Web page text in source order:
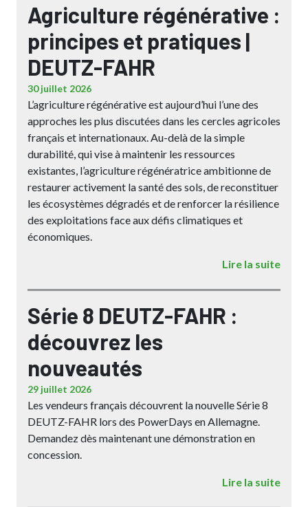
Agriculture régénérative :
principes et pratiques |
DEUTZ-FAHR
30 juillet 2026
L’agriculture régénérative est aujourd’hui l’une des
approches les plus discutées dans les cercles agricoles
français et internationaux. Au-delà de la simple
durabilité, qui vise à maintenir les ressources
existantes, l’agriculture régénératrice ambitionne de
restaurer activement la santé des sols, de reconstituer
les écosystèmes dégradés et de renforcer la résilience
des exploitations face aux défis climatiques et
économiques.
Lire la suite
Série 8 DEUTZ-FAHR :
découvrez les
nouveautés
29 juillet 2026
Les vendeurs français découvrent la nouvelle Série 8
DEUTZ-FAHR lors des PowerDays en Allemagne.
Demandez dès maintenant une démonstration en
concession.
Lire la suite